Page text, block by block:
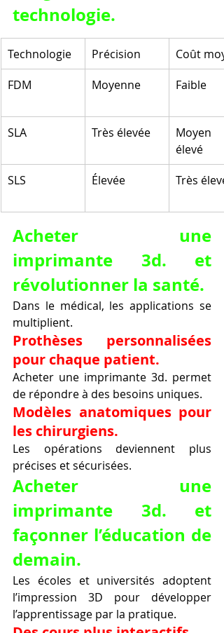
technologie.
Technologie Précision
Coût
FDM
Moyenne Faible
SLA Très élevée
élevé
SLS
Élevée Très élevé
Acheter une
imprimante 3d. et
révolutionner la santé.
Dans le médical, les applications se
multiplient.
Prothèses personnalisées
pour chaque patient.
Acheter une imprimante 3d. permet
de répondre à des besoins uniques.
Modèles anatomiques pour
les chirurgiens.
Les opérations deviennent plus
précises et sécurisées.
Acheter une
imprimante 3d. et
façonner l’éducation de
demain.
Les écoles et universités adoptent
l’impression 3D pour développer
l’apprentissage par la pratique.